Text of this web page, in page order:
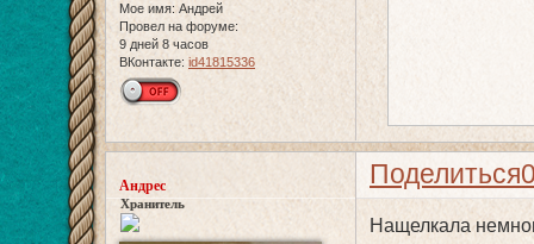
Мое имя: Андрей
Провел на форуме:
9 дней 8 часов
ВКонтакте: id41815336
Поделиться
Андрес
Хранитель
Нащелкала